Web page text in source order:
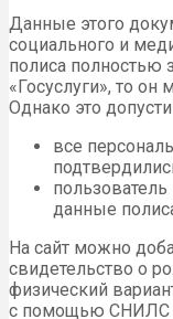
Данные этого
социального и
полиса полностью
«Госуслуги», то
Однако это
все
данные
На сайт можно
свидетельство о
физический
с помощью СНИЛС